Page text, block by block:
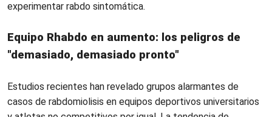
experimentar rabdo sintomática.
Equipo Rhabdo en aumento: los peligros de
"demasiado, demasiado pronto"
Estudios recientes han revelado grupos alarmantes de
casos de rabdomiolisis en equipos deportivos universitarios